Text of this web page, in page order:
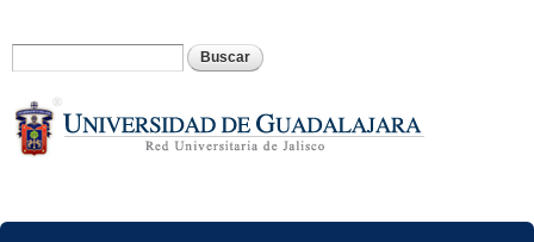
principal
Formulario de búsqueda